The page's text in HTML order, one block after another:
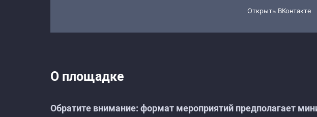
О площадке
Обратите внимание: формат мероприятий предполагает